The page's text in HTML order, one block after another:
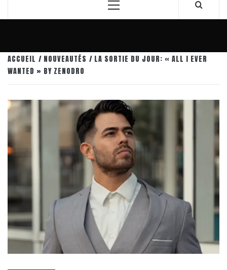
Menu
ACCUEIL NOUVEAUTÉS
LA SORTIE DU JOUR: « ALL I EVER
WANTED » BY ZENODRO